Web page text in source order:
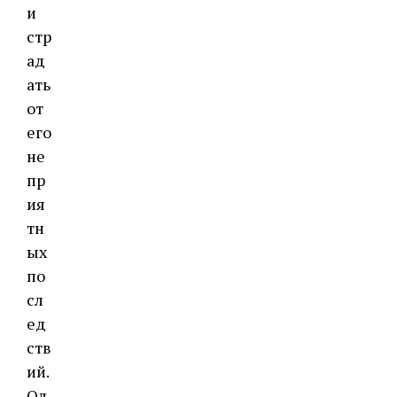
и
стр
ад
ать
от
его
не
пр
ия
тн
ых
по
сл
ед
ств
ий.